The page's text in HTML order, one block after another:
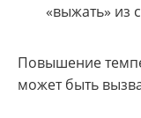
«выжать» из
Повышение
может быть